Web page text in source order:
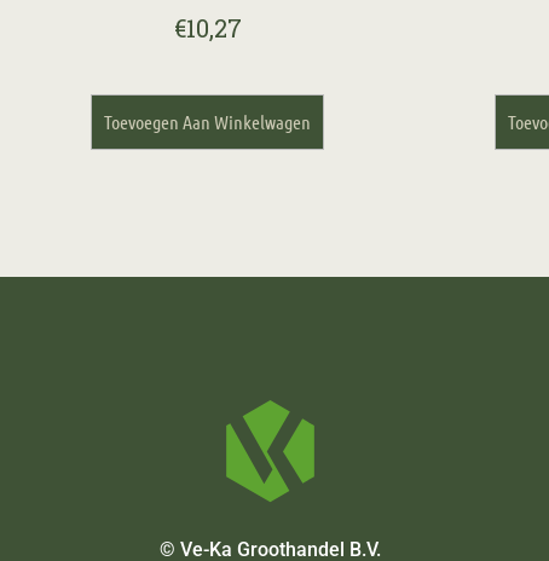
€10,27
Toevoegen Aan Winkelwagen
© Ve-Ka Groothandel B.V.